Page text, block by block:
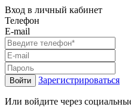
Вход в личный кабинет
Телефон
E-mail
Войти Зарегистрироваться
Или войдите через